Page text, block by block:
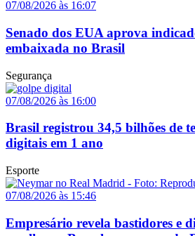
07/08/2026 às 16:07
Senado dos EUA aprova
embaixada no Brasil
Segurança
07/08/2026 às 16:00
Brasil registrou 34,5 bilhões de
digitais em 1 ano
Esporte
07/08/2026 às 15:46
Empresário revela bastidores e